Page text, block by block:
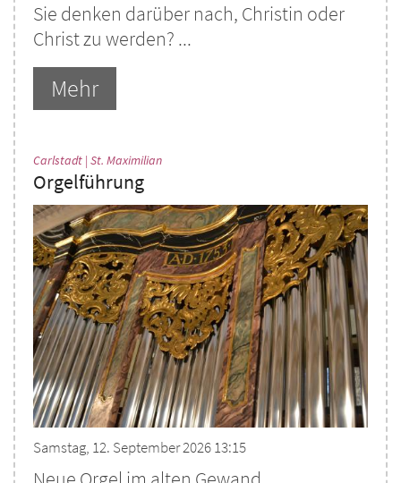
Sie denken darüber nach, Christin oder
Christ zu werden? ...
Mehr
Carlstadt | St. Maximilian:
Orgelführung
Samstag, 12. September 2026 13:15